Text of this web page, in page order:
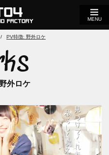
MENU
PV特徴: 野外ロケ
野外ロケ